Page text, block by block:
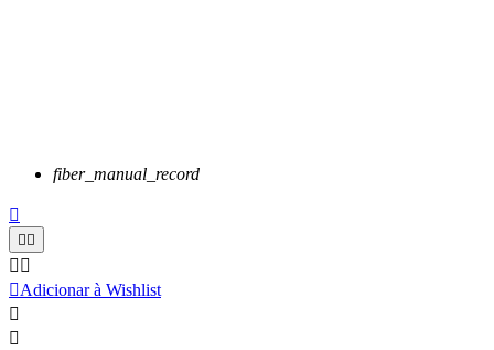
fiber_manual_record

 
 
Adicionar à Wishlist

